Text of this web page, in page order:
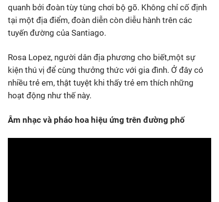
quanh bởi đoàn tùy tùng chơi bộ gõ. Không chỉ cố định
tại một địa điểm, đoàn diễn còn diễu hành trên các
tuyến đường của Santiago.
Rosa Lopez, người dân địa phương cho biết,một sự
kiện thú vị để cùng thưởng thức với gia đình. Ở đây có
nhiều trẻ em, thật tuyệt khi thấy trẻ em thích những
hoạt động như thế này.
Âm nhạc và pháo hoa hiệu ứng trên đường phố